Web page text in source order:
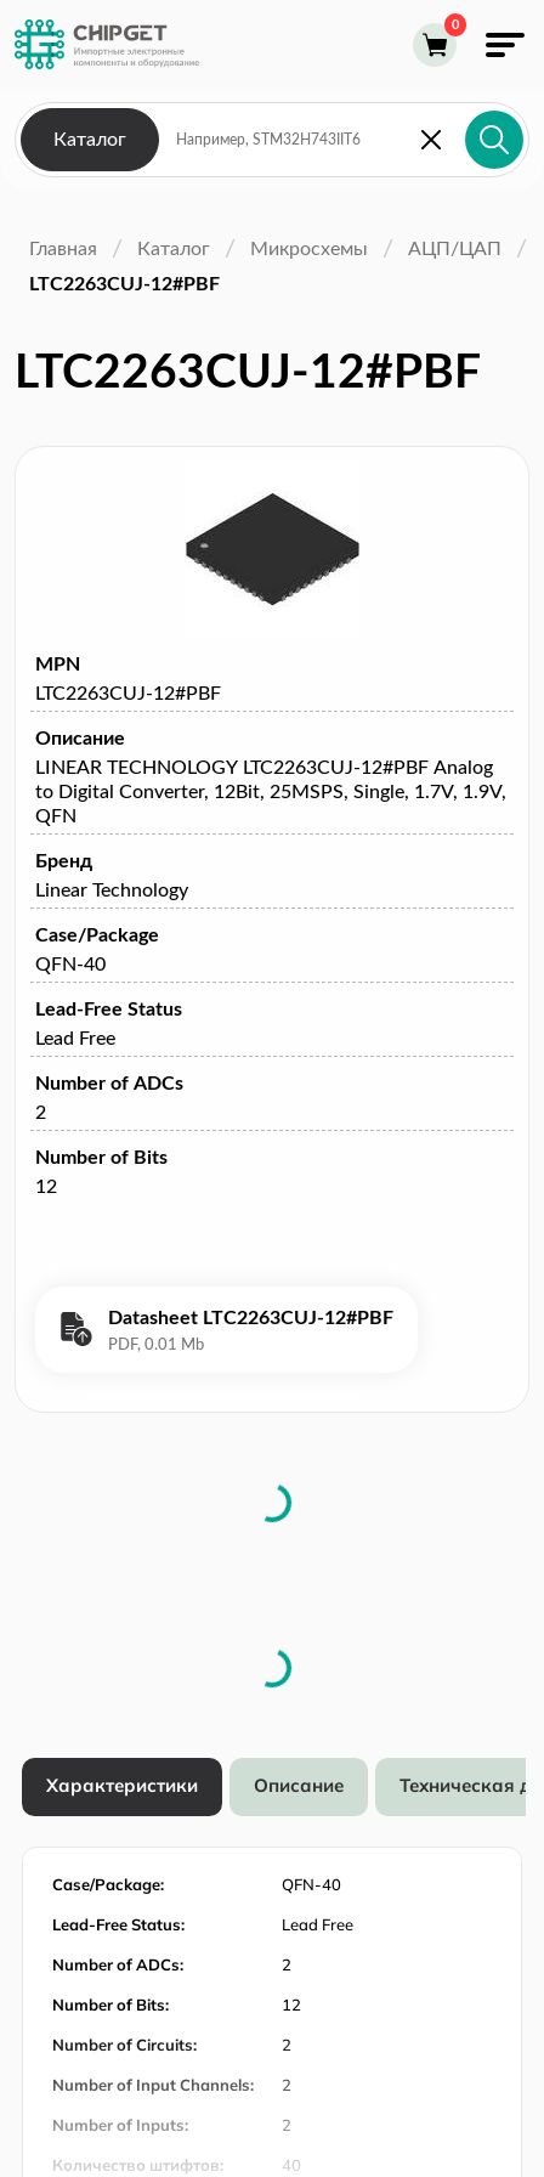
Каталог
Главная Каталог Микросхемы
АЦП/ЦАП
LTC2263CUJ-12#PBF
LTC2263CUJ-12#PBF
MPN
LTC2263CUJ-12#PBF
Описание
LINEAR TECHNOLOGY LTC2263CUJ-12#PBF Analog
to Digital Converter, 12Bit, 25MSPS, Single, 1.7V, 1.9V,
QFN
Бренд
Linear Technology
Case/Package
QFN-40
Lead-Free Status
Lead Free
Number of ADCs
2
Number of Bits
12
Datasheet LTC2263CUJ-12#PBF
Характеристики Описание Техническая
Case/Package: QFN-40
Lead-Free Status: Lead Free
Number of ADCs: 2
Number of Bits: 12
Number of Circuits: 2
Number of Input Channels: 2
Number of Inputs: 2
Количество штифтов: 40